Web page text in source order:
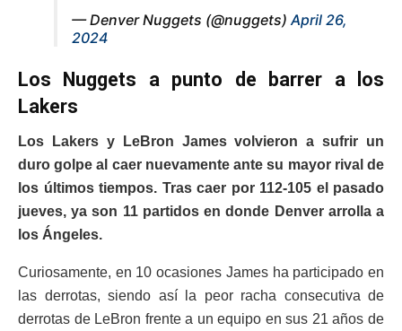
— Denver Nuggets (@nuggets)April 26,
2024
Los Nuggets a punto de barrer a los
Lakers
Los Lakers y LeBron James volvieron a sufrir un
duro golpe al caer nuevamente ante su mayor rival de
los últimos tiempos. Tras caer por 112-105 el pasado
jueves, ya son 11 partidos en donde Denver arrolla a
los Ángeles.
Curiosamente, en 10 ocasiones James ha participado en
las derrotas, siendo así la peor racha consecutiva de
derrotas de LeBron frente a un equipo en sus 21 años de